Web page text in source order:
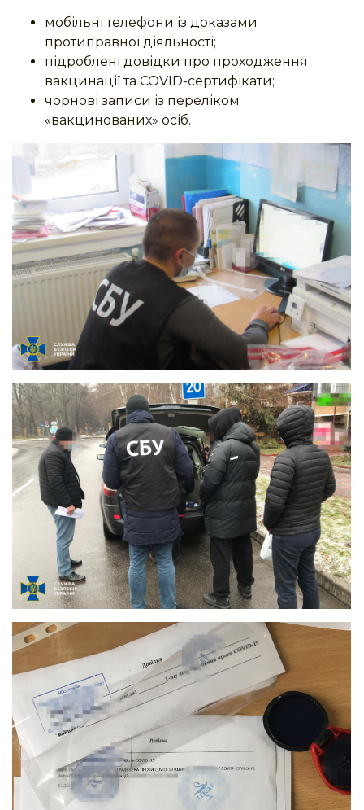
мобільні телефони із доказами
протиправної діяльності;
підроблені довідки про проходження
вакцинації та COVID-сертифікати;
чорнові записи із переліком
«вакцинованих» осіб.